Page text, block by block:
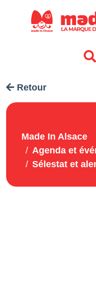
Retour
Made In Alsace
Agenda et
Sélestat et